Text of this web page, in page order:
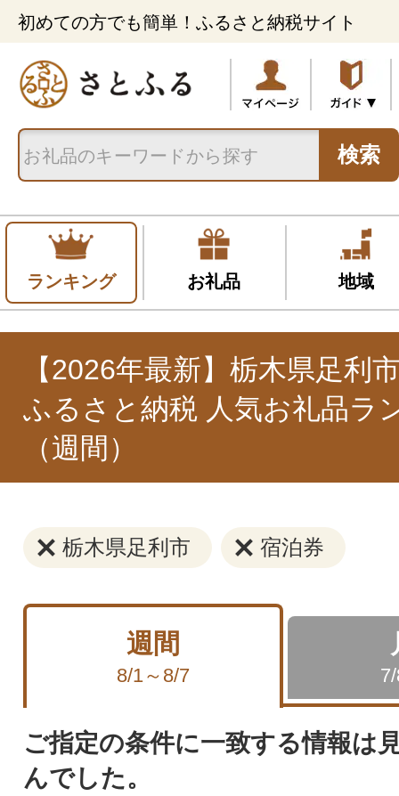
初めての方でも簡単！ふるさと納税サイト
検索
ランキング お礼品 地域
【2026年最新】栃木県足利
ふるさと納税 人気お礼品ラ
（週間）
栃木県足利市 宿泊券
週間
8/1～8/7
ご指定の条件に一致する情報は
んでした。